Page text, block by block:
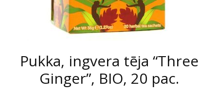
Pukka, ingvera tēja “Three
Ginger”, BIO, 20 pac.